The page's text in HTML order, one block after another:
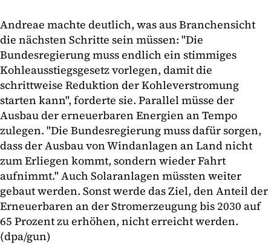
Andreae machte deutlich, was aus Branchensicht
die nächsten Schritte sein müssen: "Die
Bundesregierung muss endlich ein stimmiges
Kohleausstiegsgesetz vorlegen, damit die
schrittweise Reduktion der Kohleverstromung
starten kann", forderte sie. Parallel müsse der
Ausbau der erneuerbaren Energien an Tempo
zulegen. "Die Bundesregierung muss dafür sorgen,
dass der Ausbau von Windanlagen an Land nicht
zum Erliegen kommt, sondern wieder Fahrt
aufnimmt." Auch Solaranlagen müssten weiter
gebaut werden. Sonst werde das Ziel, den Anteil der
Erneuerbaren an der Stromerzeugung bis 2030 auf
65 Prozent zu erhöhen, nicht erreicht werden.
(dpa/gun)